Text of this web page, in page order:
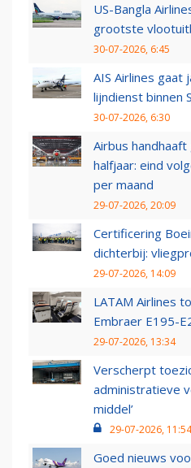
US-Bangla
grootste
30-07-2026, 6:45
AIS Airlines gaat
lijndienst binnen
30-07-2026, 6:30
Airbus
halfjaar: eind
per maand
29-07-2026, 20:09
Certificering
dichterbij:
29-07-2026, 14:09
LATAM Airlines
Embraer E195-
29-07-2026, 13:34
Verscherpt
administratieve
middel’
29-07-2026, 11:54
Goed nieuws